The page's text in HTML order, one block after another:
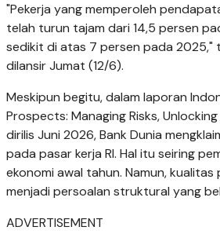
"Pekerja yang memperoleh
telah turun tajam dari 14,5 persen
sedikit di atas 7 persen pada 2025,"
dilansir Jumat (12/6).
Meskipun begitu, dalam laporan
Prospects: Managing Risks,
dirilis Juni 2026, Bank Dunia
pada pasar kerja RI. Hal itu seiring
ekonomi awal tahun. Namun, kualitas
menjadi persoalan struktural yang
ADVERTISEMENT